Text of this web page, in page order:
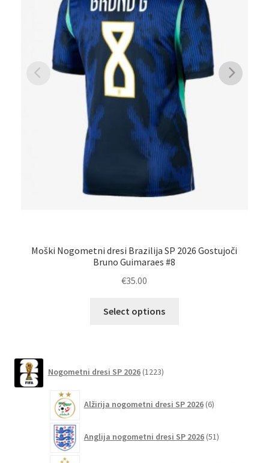
Moški Nogometni dresi Brazilija SP 2026 Gostujoči
Bruno Guimaraes #8
€35.00
Select options
izberete
strani
Nogometni dresi SP 2026 1223izdelkov
Alžirija nogometni dresi SP 2026 6izdelkov
Anglija nogometni dresi SP 2026 51izdelkov